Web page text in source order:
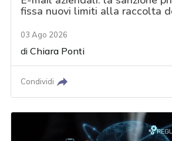
fissa nuovi limiti alla raccolta
03 Ago 2026
diChiara Ponti
Condividi